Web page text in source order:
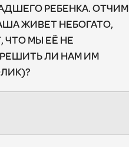
РЕБЕНКА. ОТЧИМ
ЖИВЕТ НЕБОГАТО,
ЧТО МЫ ЕЁ НЕ
ЛИ НАМ ИМ